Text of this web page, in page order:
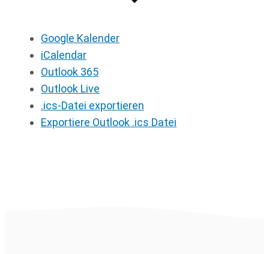
Google Kalender
iCalendar
Outlook 365
Outlook Live
.ics-Datei exportieren
Exportiere Outlook .ics Datei